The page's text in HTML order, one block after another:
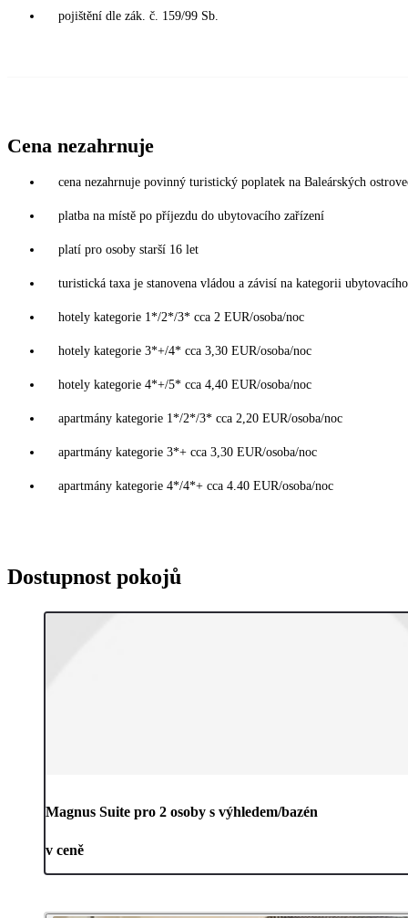
pojištění dle zák. č. 159/99 Sb.
Cena nezahrnuje
cena nezahrnuje povinný turistický poplatek na Baleárských
platba na místě po příjezdu do ubytovacího zařízení
platí pro osoby starší 16 let
turistická taxa je stanovena vládou a závisí na kategorii
hotely kategorie 1*/2*/3* cca 2 EUR/osoba/noc
hotely kategorie 3*+/4* cca 3,30 EUR/osoba/noc
hotely kategorie 4*+/5* cca 4,40 EUR/osoba/noc
apartmány kategorie 1*/2*/3* cca 2,20 EUR/osoba/noc
apartmány kategorie 3*+ cca 3,30 EUR/osoba/noc
apartmány kategorie 4*/4*+ cca 4.40 EUR/osoba/noc
Dostupnost pokojů
Magnus Suite pro 2 osoby s výhledem/bazén
v ceně